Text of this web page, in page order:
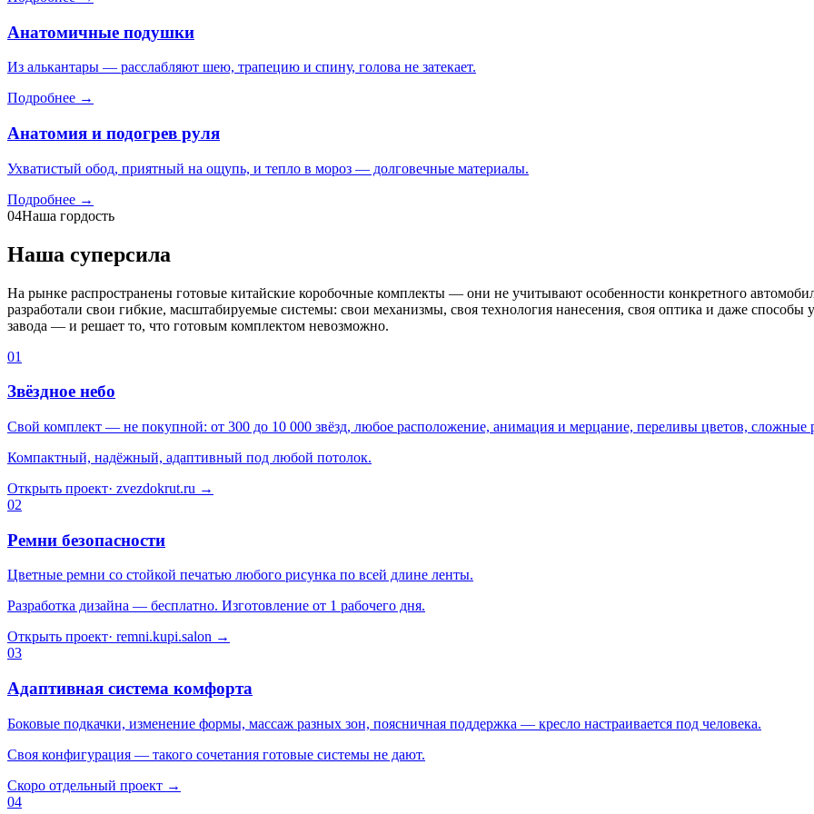
Анатомичные подушки
Из алькантары — расслабляют шею, трапецию и спину, голова не затекает.
Подробнее →
Анатомия и подогрев руля
Ухватистый обод, приятный на ощупь, и тепло в мороз — долговечные материалы.
Подробнее →
04Наша гордость
Наша суперсила
На рынке распространены готовые китайские коробочные комплекты — они не учитывают особенности конкретного
разработали свои гибкие, масштабируемые системы: свои механизмы, своя технология нанесения, своя оптика и даже
завода — и решает то, что готовым комплектом невозможно.
01
Звёздное небо
Свой комплект — не покупной: от 300 до 10 000 звёзд, любое расположение, анимация и мерцание, переливы цветов, сложные
Компактный, надёжный, адаптивный под любой потолок.
Открыть проект· zvezdokrut.ru →
02
Ремни безопасности
Цветные ремни со стойкой печатью любого рисунка по всей длине ленты.
Разработка дизайна — бесплатно. Изготовление от 1 рабочего дня.
Открыть проект· remni.kupi.salon →
03
Адаптивная система комфорта
Боковые подкачки, изменение формы, массаж разных зон, поясничная поддержка — кресло настраивается под человека.
Своя конфигурация — такого сочетания готовые системы не дают.
Скоро отдельный проект →
04